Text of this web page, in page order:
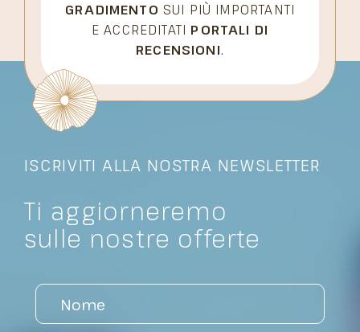
GRADIMENTO SUI PIÙ IMPORTANTI
E ACCREDITATI PORTALI DI
RECENSIONI.
ISCRIVITI ALLA NOSTRA NEWSLETTER
Ti aggiorneremo
sulle nostre offerte